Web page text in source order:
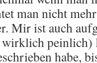
man nicht
Mir ist auch
peinlich)
habe,